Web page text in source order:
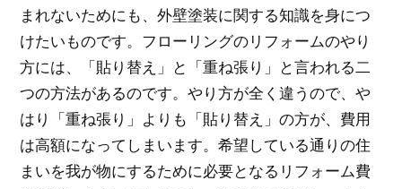
まれないためにも、外壁塗装に関する知識を身につ
けたいものです。フローリングのリフォームのやり
方には、「貼り替え」と「重ね張り」と言われる二
つの方法があるのです。やり方が全く違うので、や
はり「重ね張り」よりも「貼り替え」の方が、費用
は高額になってしまいます。希望している通りの住
まいを我が物にするために必要となるリフォーム費